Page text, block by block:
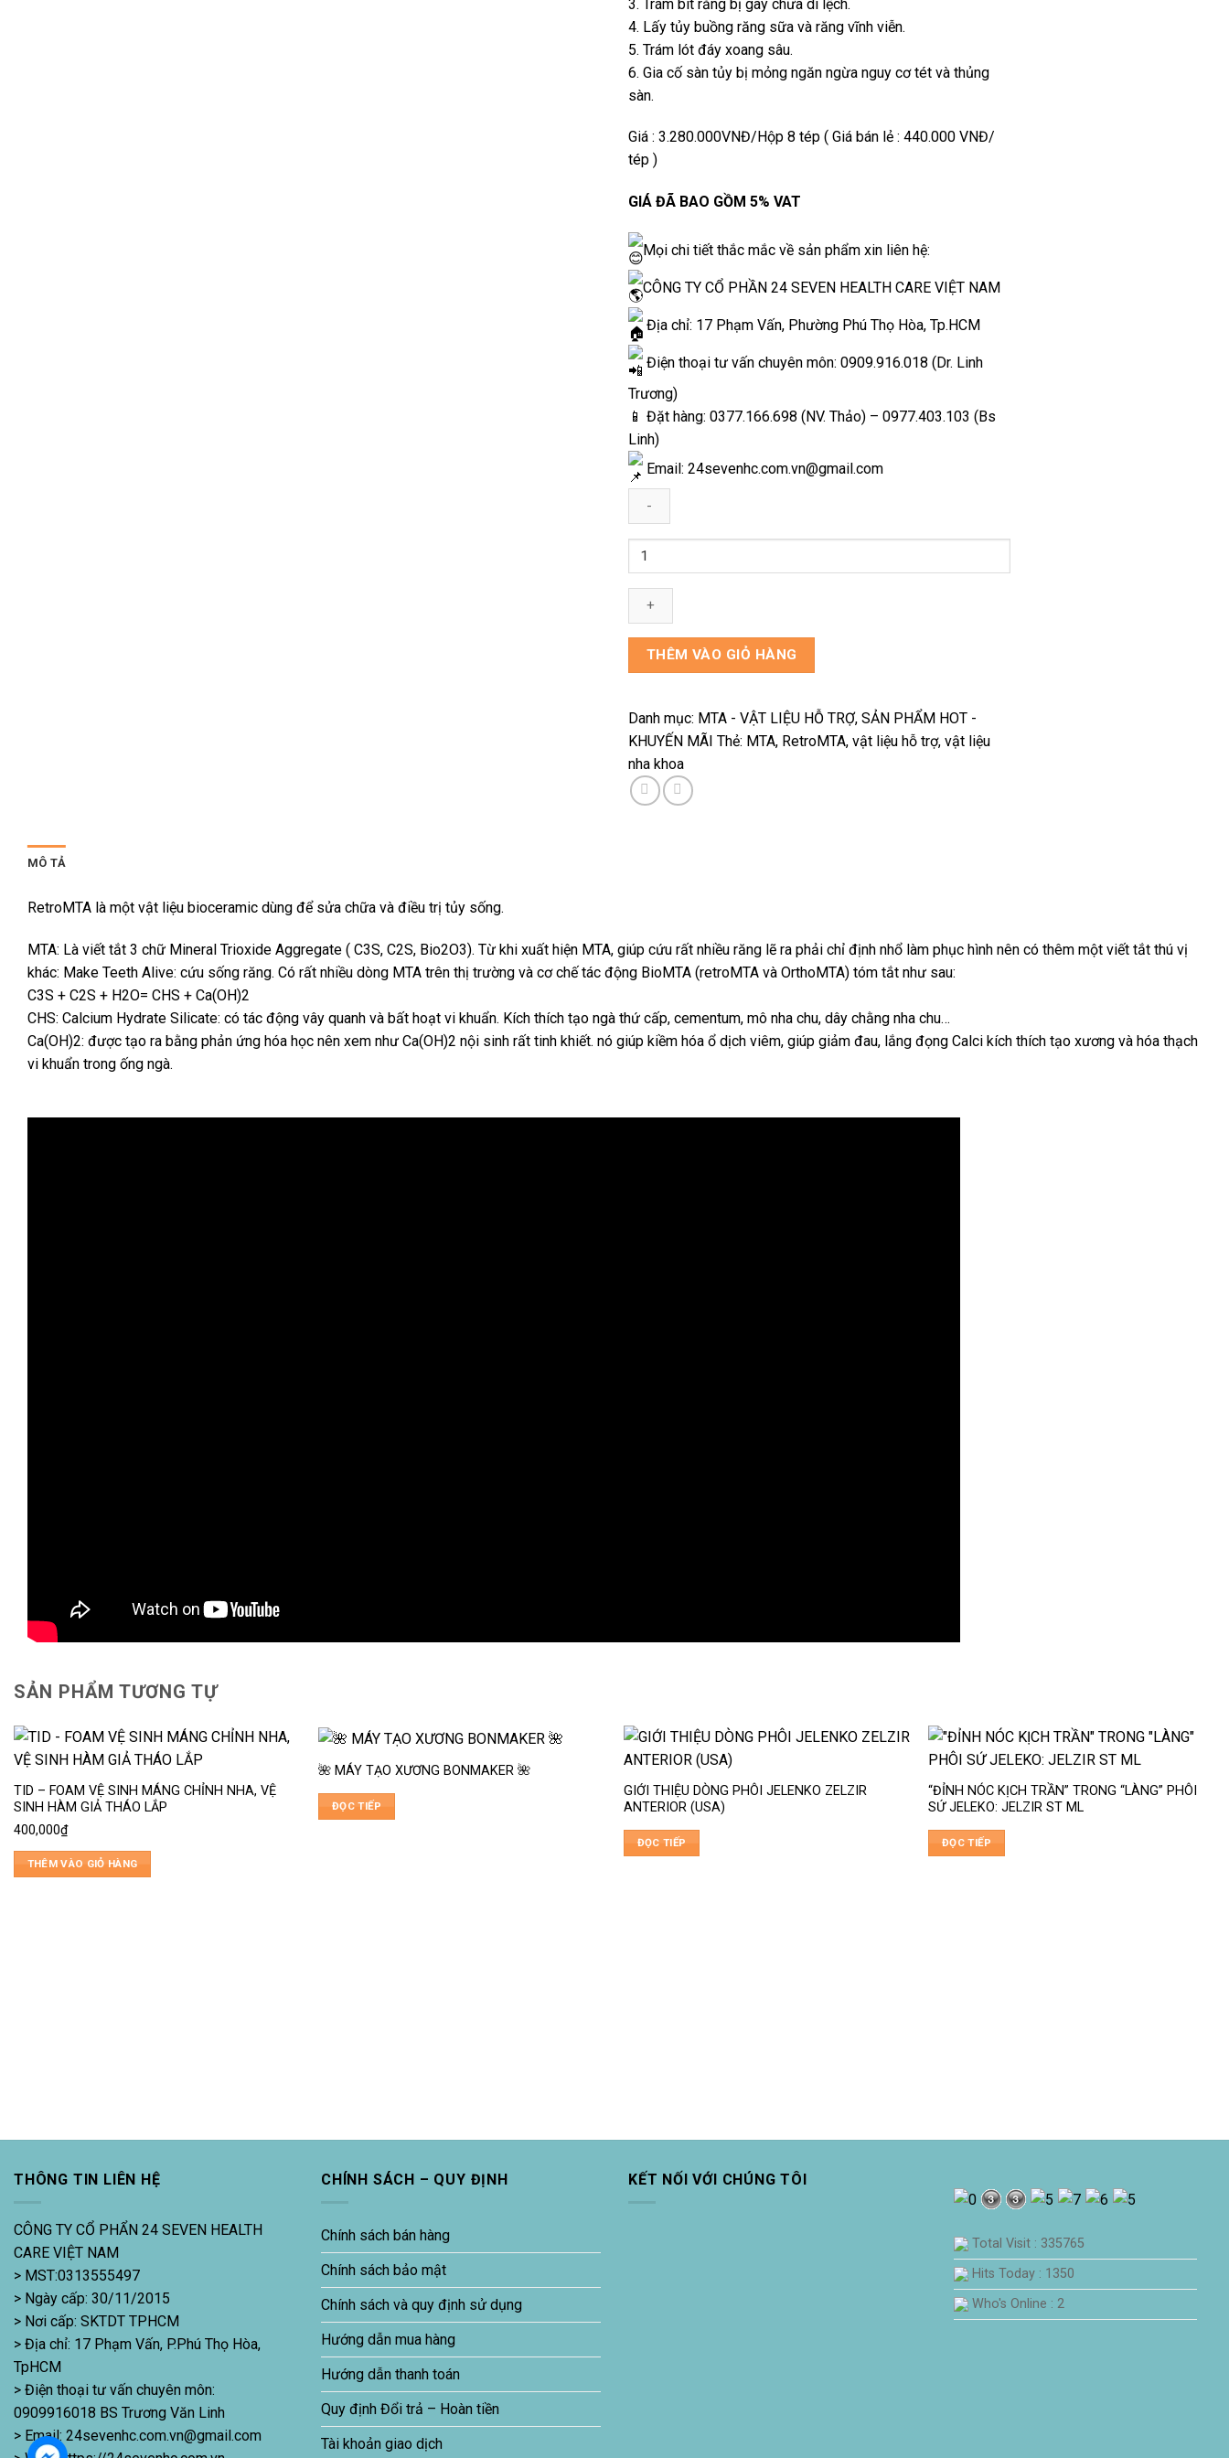
3. Trám bít răng bị gãy chưa di lệch.
4. Lấy tủy buồng răng sữa và răng vĩnh viễn.
5. Trám lót đáy xoang sâu.
6. Gia cố sàn tủy bị mỏng ngăn ngừa nguy cơ tét và thủng
sàn.
Giá : 3.280.000VNĐ/Hộp 8 tép ( Giá bán lẻ : 440.000 VNĐ/
tép )
GIÁ ĐÃ BAO GỒM 5% VAT
Mọi chi tiết thắc mắc về sản phẩm xin liên hệ:
CÔNG TY CỔ PHẦN 24 SEVEN HEALTH CARE VIỆT NAM
Địa chỉ: 17 Phạm Vấn, Phường Phú Thọ Hòa, Tp.HCM
Điện thoại tư vấn chuyên môn: 0909.916.018 (Dr. Linh
Trương)
📱 Đặt hàng: 0377.166.698 (NV. Thảo) – 0977.403.103 (Bs
Linh)
Email: 24sevenhc.com.vn@gmail.com
RetroMTA
số
lượng
THÊM VÀO GIỎ HÀNG
Danh mục: MTA - VẬT LIỆU HỖ TRỢ, SẢN PHẨM HOT -
KHUYẾN MÃI Thẻ: MTA, RetroMTA, vật liệu hỗ trợ, vật liệu
nha khoa
MÔ TẢ
RetroMTA là một vật liệu bioceramic dùng để sửa chữa và điều trị tủy sống.
MTA: Là viết tắt 3 chữ Mineral Trioxide Aggregate ( C3S, C2S, Bio2O3). Từ khi xuất hiện MTA, giúp cứu rất nhiều răng lẽ ra phải chỉ định nhổ làm phục hình nên có thêm một viết tắt thú vị
khác: Make Teeth Alive: cứu sống răng. Có rất nhiều dòng MTA trên thị trường và cơ chế tác động BioMTA (retroMTA và OrthoMTA) tóm tắt như sau:
C3S + C2S + H2O= CHS + Ca(OH)2
CHS: Calcium Hydrate Silicate: có tác động vây quanh và bất hoạt vi khuẩn. Kích thích tạo ngà thứ cấp, cementum, mô nha chu, dây chằng nha chu…
Ca(OH)2: được tạo ra bằng phản ứng hóa học nên xem như Ca(OH)2 nội sinh rất tinh khiết. nó giúp kiềm hóa ổ dịch viêm, giúp giảm đau, lắng đọng Calci kích thích tạo xương và hóa thạch
vi khuẩn trong ống ngà.
SẢN PHẨM TƯƠNG TỰ
TID – FOAM VỆ SINH MÁNG CHỈNH NHA, VỆ
SINH HÀM GIẢ THÁO LẮP
400,000₫
THÊM VÀO GIỎ HÀNG
🌺 MÁY TẠO XƯƠNG BONMAKER 🌺
ĐỌC TIẾP
GIỚI THIỆU DÒNG PHÔI JELENKO ZELZIR
ANTERIOR (USA)
ĐỌC TIẾP
“ĐỈNH NÓC KỊCH TRẦN” TRONG “LÀNG” PHÔI
SỨ JELEKO: JELZIR ST ML
ĐỌC TIẾP
THÔNG TIN LIÊN HỆ
CÔNG TY CỔ PHẨN 24 SEVEN HEALTH
CARE VIỆT NAM
> MST:0313555497
> Ngày cấp: 30/11/2015
> Nơi cấp: SKTDT TPHCM
> Địa chỉ: 17 Phạm Vấn, P.Phú Thọ Hòa,
TpHCM
> Điện thoại tư vấn chuyên môn:
0909916018 BS Trương Văn Linh
> Email: 24sevenhc.com.vn@gmail.com
CHÍNH SÁCH – QUY ĐỊNH
Chính sách bán hàng
Chính sách bảo mật
Chính sách và quy định sử dụng
Hướng dẫn mua hàng
Hướng dẫn thanh toán
Quy định Đổi trả – Hoàn tiền
Tài khoản giao dịch
KẾT NỐI VỚI CHÚNG TÔI
Total Visit : 335765
Hits Today : 1350
Who's Online : 2